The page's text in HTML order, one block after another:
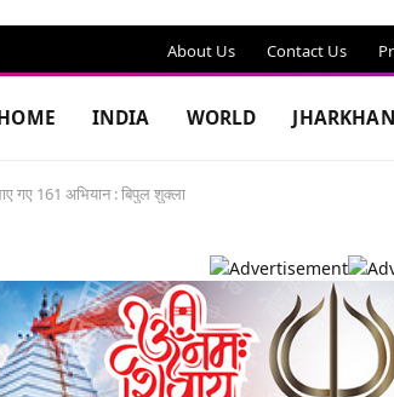
About Us Contact Us
INDIA WORLD
गए 161 अभियान : बिपुल शुक्ला